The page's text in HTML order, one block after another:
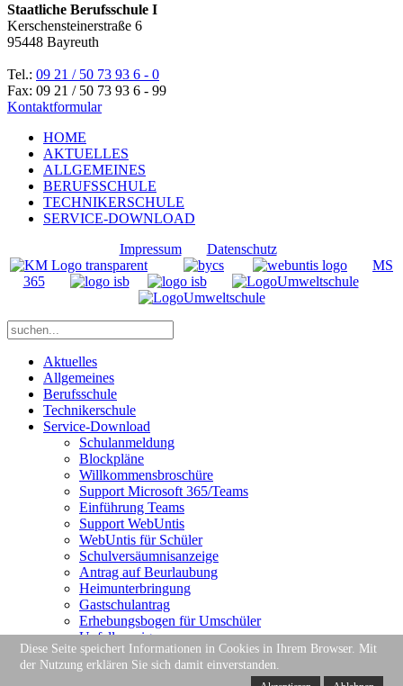
Staatliche Berufsschule I
Kerschensteinerstraße 6
95448 Bayreuth
Tel.: 09 21 / 50 73 93 6 - 0
Fax: 09 21 / 50 73 93 6 - 99
Kontaktformular
HOME
AKTUELLES
ALLGEMEINES
BERUFSSCHULE
TECHNIKERSCHULE
SERVICE-DOWNLOAD
Impressum
Datenschutz
MS
365
Aktuelles
Allgemeines
Berufsschule
Technikerschule
Service-Download
Schulanmeldung
Blockpläne
Willkommensbroschüre
Support Microsoft 365/Teams
Einführung Teams
Support WebUntis
WebUntis für Schüler
Schulversäumnisanzeige
Antrag auf Beurlaubung
Heimunterbringung
Gastschulantrag
Erhebungsbogen für Umschüler
Unfallanzeige
IHK Formulare
VGN Verbundpass
Diese Seite speichert Informationen in Cookies in Ihrem Browser. Mit
der Nutzung erklären Sie sich damit einverstanden.